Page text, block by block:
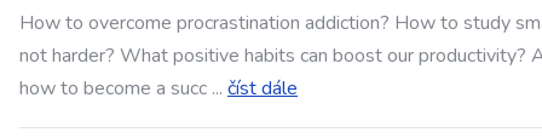
How to overcome procrastination addiction? How to study
not harder? What positive habits can boost our productivity?
how to become a succ ... číst dále